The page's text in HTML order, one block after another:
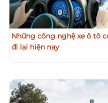
Những công nghệ xe ô tô
đi lại hiện nay